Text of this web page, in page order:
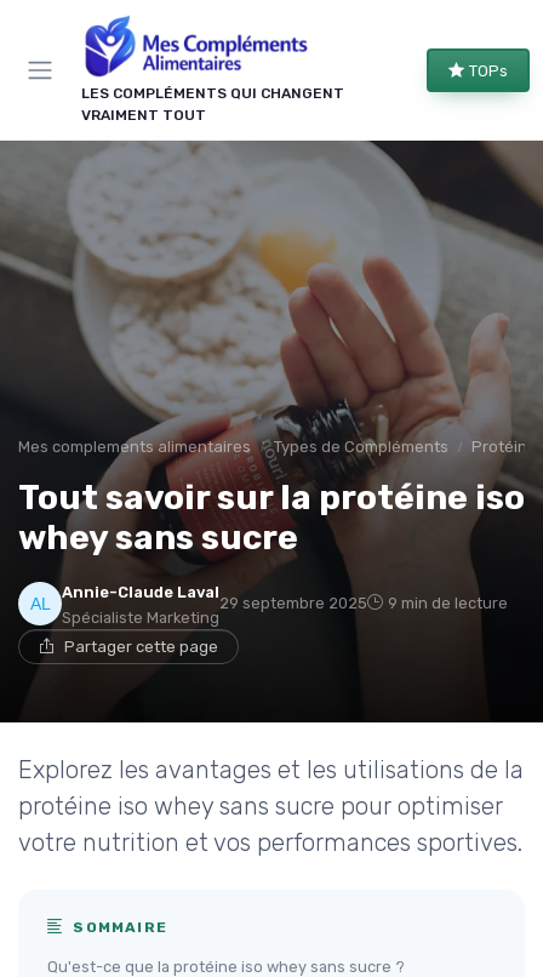
LES COMPLÉMENTS QUI CHANGENT
VRAIMENT TOUT
TOPs
Mes complements alimentaires Types de Compléments
Tout savoir sur la protéine iso
whey sans sucre
Annie-Claude Laval
Spécialiste Marketing
29 septembre 2025 9 min de lecture
Partager cette page
Explorez les avantages et les utilisations de la
protéine iso whey sans sucre pour optimiser
votre nutrition et vos performances sportives.
SOMMAIRE
Qu'est-ce que la protéine iso whey sans sucre ?
Panneau de gestion des cookies